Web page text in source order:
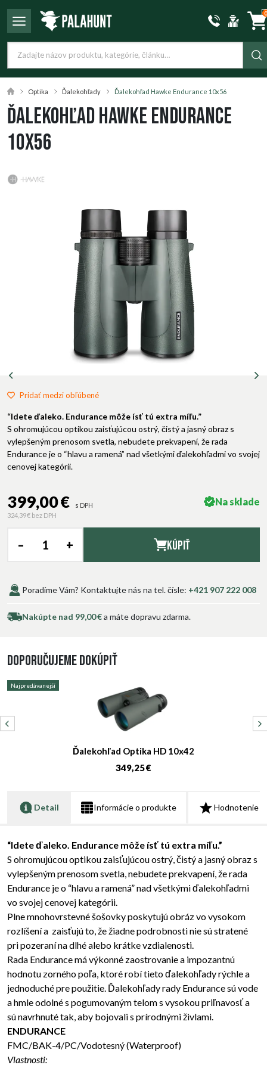
0
Optika Ďalekohľady Ďalekohľad Hawke Endurance 10x56
Ďalekohľad Hawke Endurance
10x56
Pridať medzi obľúbené
“Idete ďaleko. Endurance môže ísť tú extra míľu.”
S ohromujúcou optikou zaisťujúcou ostrý, čistý a jasný obraz s
vylepšeným prenosom svetla, nebudete prekvapení, že rada
Endurance je o “hlavu a ramená” nad všetkými ďalekohľadmi vo svojej
cenovej kategórii.
399,00 €
s DPH
324,39 € bez DPH
Na sklade
– + Kúpiť
Poradíme Vám? Kontaktujte nás na tel. čísle: +421 907 222 008
Nakúpte nad 99,00 €a máte dopravu zdarma.
Doporučujeme dokúpiť
Najpredávanejší
Ďalekohľad Optika HD 10x42
349,25 €
Detail Informácie o produkte Hodnotenie
“Idete ďaleko. Endurance môže ísť tú extra míľu.”
S ohromujúcou optikou zaisťujúcou ostrý, čistý a jasný obraz s
vylepšeným prenosom svetla, nebudete prekvapení, že rada
Endurance je o “hlavu a ramená” nad všetkými ďalekohľadmi
vo svojej cenovej kategórii.
Plne mnohovrstevné šošovky poskytujú obráz vo vysokom
rozlíšení a zaisťujú to, že žiadne podrobnosti nie sú stratené
pri pozeraní na dlhé alebo krátke vzdialenosti.
Rada Endurance má výkonné zaostrovanie a impozantnú
hodnotu zorného poľa, ktoré robí tieto ďalekohľady rýchle a
jednoduché pre použitie. Ďalekohľady rady Endurance sú vode
a hmle odolné s pogumovaným telom s vysokou priľnavosť a
sú navrhnuté tak, aby bojovali s prírodnými živlami.
ENDURANCE
FMC/BAK-4/PC/Vodotesný (Waterproof)
Vlastnosti: